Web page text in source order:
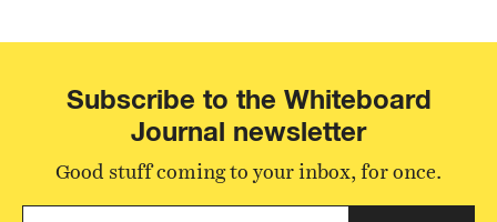
Subscribe to the Whiteboard
Journal newsletter
Good stuff coming to your inbox, for once.